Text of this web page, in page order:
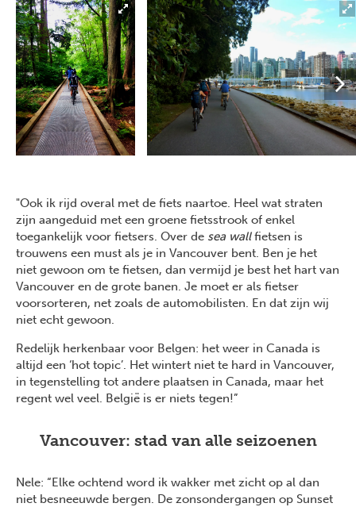
"Ook ik rijd overal met de fiets naartoe. Heel wat straten
zijn aangeduid met een groene fietsstrook of enkel
toegankelijk voor fietsers. Over de sea wallfietsen is
trouwens een must als je in Vancouver bent. Ben je het
niet gewoon om te fietsen, dan vermijd je best het hart van
Vancouver en de grote banen. Je moet er als fietser
voorsorteren, net zoals de automobilisten. En dat zijn wij
niet echt gewoon.
Redelijk herkenbaar voor Belgen: het weer in Canada is
altijd een ‘hot topic’. Het wintert niet te hard in Vancouver,
in tegenstelling tot andere plaatsen in Canada, maar het
regent wel veel. België is er niets tegen!”
Vancouver: stad van alle seizoenen
Nele: “Elke ochtend word ik wakker met zicht op al dan
niet besneeuwde bergen. De zonsondergangen op Sunset